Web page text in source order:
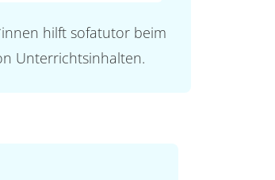
hilft sofatutor beim
Unterrichtsinhalten.